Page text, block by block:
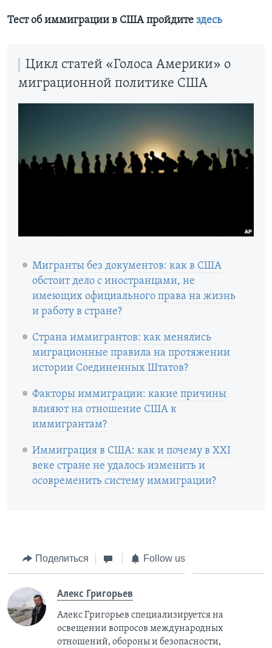
Тест об иммиграции в США пройдите здесь
Цикл статей «Голоса Америки» о
миграционной политике США
Мигранты без документов: как в США
обстоит дело с иностранцами, не
имеющих официального права на жизнь
и работу в стране?
Страна иммигрантов: как менялись
миграционные правила на протяжении
истории Соединенных Штатов?
Факторы иммиграции: какие причины
влияют на отношение США к
иммигрантам?
Иммиграция в США: как и почему в XXI
веке стране не удалось изменить и
осовременить систему иммиграции?
Поделиться Follow us
Алекс Григорьев
Алекс Григорьев специализируется на
освещении вопросов международных
отношений, обороны и безопасности,